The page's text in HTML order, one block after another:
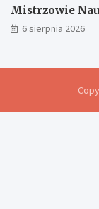
Mistrzowie
6 sierpnia 2026